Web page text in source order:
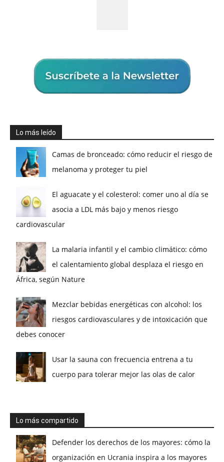
Lo más leído
Camas de bronceado: cómo reducir el riesgo de
melanoma y proteger tu piel
El aguacate y el colesterol: comer uno al día se
asocia a LDL más bajo y menos riesgo
cardiovascular
La malaria infantil y el cambio climático: cómo
el calentamiento global desplaza el riesgo en
África, según Nature
Mezclar bebidas energéticas con alcohol: los
riesgos cardiovasculares y de intoxicación que
debes conocer
Usar la sauna con frecuencia entrena a tu
cuerpo para tolerar mejor las olas de calor
Lo más compartido
Defender los derechos de los mayores: cómo la
organización en Ucrania inspira a los mayores